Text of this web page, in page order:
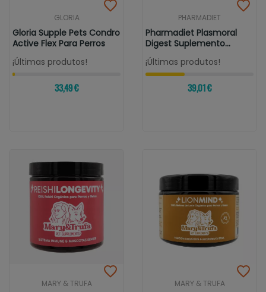
GLORIA
Gloria Supple Pets Condro
Active Flex Para Perros
¡Últimas produtos!
33,49 €
PHARMADIET
Pharmadiet Plasmoral
Digest Suplemento
Digestivo...
¡Últimas produtos!
39,01 €
MARY & TRUFA MARY & TRUFA